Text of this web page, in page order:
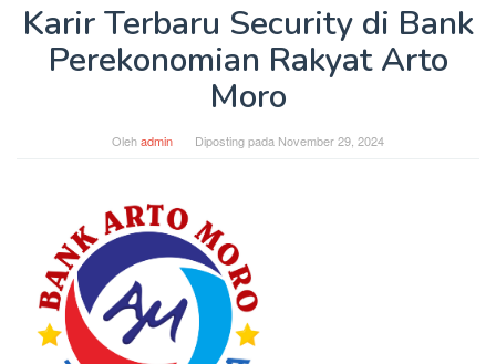
Karir Terbaru Security di Bank
Perekonomian Rakyat Arto
Moro
Olehadmin Diposting pada November 29, 2024